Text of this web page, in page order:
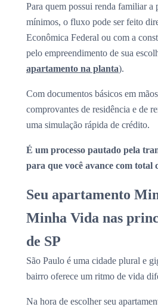
Para quem possui renda familiar a
mínimos, o fluxo pode ser feito
Econômica Federal ou com a
pelo empreendimento de sua
apartamento na planta).
Com documentos básicos em
comprovantes de residência e de
uma simulação rápida de crédito.
É um processo pautado pela
para que você avance com total
Seu apartamento
Minha Vida nas
de SP
São Paulo é uma cidade plural e
bairro oferece um ritmo de vida
Na hora de escolher seu